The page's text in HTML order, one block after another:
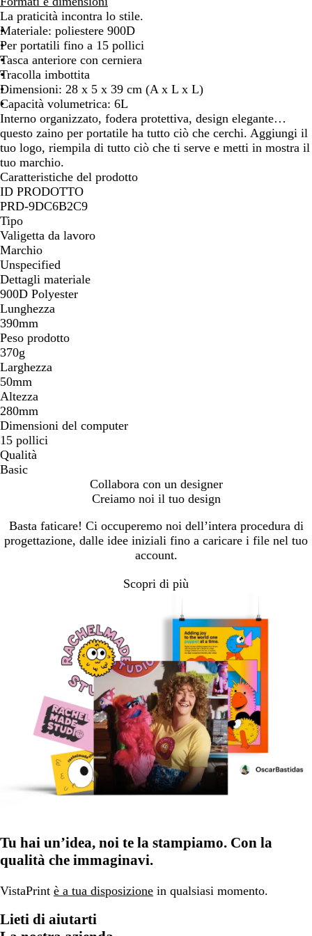
r
o
La praticità incontra lo stile.
Materiale: poliestere 900D
Per portatili fino a 15 pollici
Tasca anteriore con cerniera
Tracolla imbottita
Dimensioni: 28 x 5 x 39 cm (A x L x L)
Capacità volumetrica: 6L
Interno organizzato, fodera protettiva, design elegante…
questo zaino per portatile ha tutto ciò che cerchi. Aggiungi il
tuo logo, riempila di tutto ciò che ti serve e metti in mostra il
tuo marchio.
Caratteristiche del prodotto
ID PRODOTTO
PRD-9DC6B2C9
Tipo
Valigetta da lavoro
Marchio
Unspecified
Dettagli materiale
900D Polyester
Lunghezza
390mm
Peso prodotto
370g
Larghezza
50mm
Altezza
280mm
Dimensioni del computer
15 pollici
Qualità
Basic
Collabora con un designer
Creiamo noi il tuo design
Basta faticare! Ci occuperemo noi dell’intera procedura di
progettazione, dalle idee iniziali fino a caricare i file nel tuo
account.
Scopri di più
Tu hai un’idea, noi te la stampiamo. Con la
qualità che immaginavi.
VistaPrint è a tua disposizione in qualsiasi momento.
Lieti di aiutarti